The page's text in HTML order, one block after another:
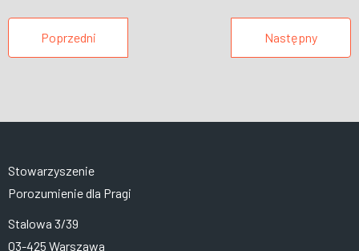
Poprzedni Następny
Stowarzyszenie
Porozumienie dla Pragi
Stalowa 3/39
03-425 Warszawa